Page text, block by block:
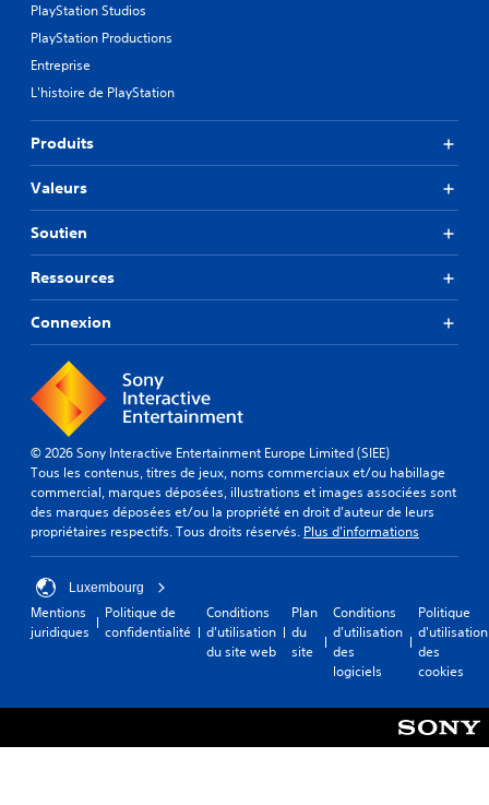
PlayStation Studios
PlayStation Productions
Entreprise
L'histoire de PlayStation
Produits
Valeurs
Soutien
Ressources
Connexion
© 2026 Sony Interactive Entertainment Europe Limited (SIEE)
Tous les contenus, titres de jeux, noms commerciaux et/ou habillage
commercial, marques déposées, illustrations et images associées sont
des marques déposées et/ou la propriété en droit d'auteur de leurs
propriétaires respectifs. Tous droits réservés. Plus d'informations
Luxembourg
Mentions
juridiques
Politique de
confidentialité
Conditions
d'utilisation
du site web
Plan
du
site
Conditions
d'utilisation
des
logiciels
Politique
d'utilisation
des
cookies